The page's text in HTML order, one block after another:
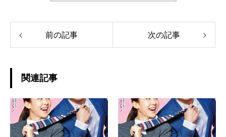
前の記事 次の記事
関連記事